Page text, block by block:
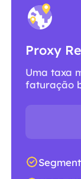
Proxy
Uma taxa
faturação